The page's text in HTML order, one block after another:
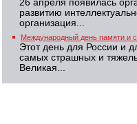
26 апреля появилась
развитию
организация...
Международный день памяти и
Этот день для России и
самых страшных и
Великая...